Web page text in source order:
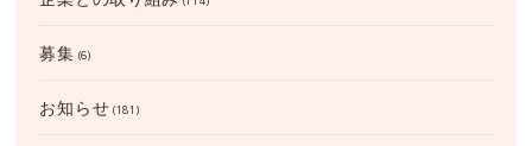
募集 (6)
お知らせ (181)